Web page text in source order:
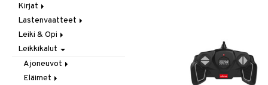
Askartelumateriaalit
Askartelusetti
Helmet
Koulutarvikkeet
Muovailuvaha
Piirrä ja maalaa
Kirjat
Askartelukirjat
Maalauskirjat
Päiväkirjat
Lastenvaatteet
Alaosat
Leggingsit
Alusvaatteet & Sukat
Kengät
Mekot
Leiki & Opi
Opetuslelut
Oppimispelit
Soittimet
Leikkikalut
Ajoneuvot
Autoradat
Eläimet